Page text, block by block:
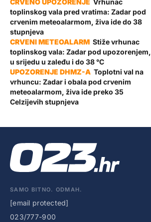
Vrhunac
toplinskog vala pred vratima: Zadar pod
crvenim meteoalarmom, živa ide do 38
stupnjeva
Stiže vrhunac
toplinskog vala: Zadar pod upozorenjem,
u srijedu u zaleđu i do 38 °C
Toplotni val na
vrhuncu: Zadar i obala pod crvenim
meteoalarmom, živa ide preko 35
Celzijevih stupnjeva
SAMO BITNO. ODMAH.
[email protected]
023/777-900